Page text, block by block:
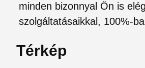
minden bizonnyal Ön is
szolgáltatásaikkal, 100%-
Térkép